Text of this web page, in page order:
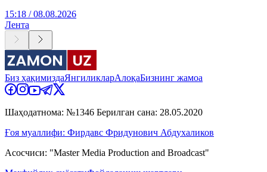
15:18 / 08.08.2026
Лента
Биз ҳақимиздаЯнгиликларАлоқаБизнинг жамоа
Шаҳодатнома: №1346 Берилган сана: 28.05.2020
Ғоя муаллифи: Фирдавс Фридунович Абдухаликов
Асосчиси: "Master Media Production and Broadcast"